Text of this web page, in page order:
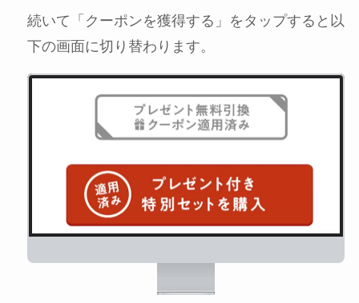
続いて「クーポンを獲得する」をタップすると以
下の画面に切り替わります。